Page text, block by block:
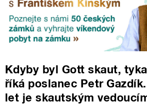
Kdyby byl Gott skaut,
říká poslanec Petr
let je skautským